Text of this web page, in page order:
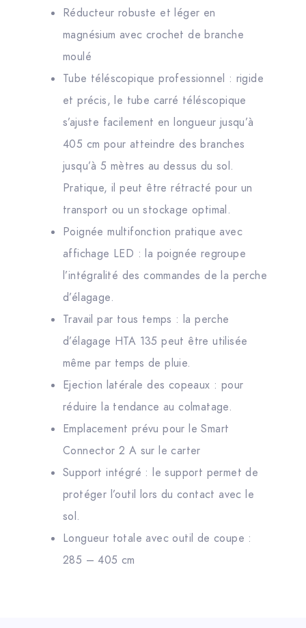
Réducteur robuste et léger en
magnésium avec crochet de branche
moulé
Tube téléscopique professionnel : rigide
et précis, le tube carré téléscopique
s’ajuste facilement en longueur jusqu’à
405 cm pour atteindre des branches
jusqu’à 5 mètres au dessus du sol.
Pratique, il peut être rétracté pour un
transport ou un stockage optimal.
Poignée multifonction pratique avec
affichage LED : la poignée regroupe
l’intégralité des commandes de la perche
d’élagage.
Travail par tous temps : la perche
d’élagage HTA 135 peut être utilisée
même par temps de pluie.
Ejection latérale des copeaux : pour
réduire la tendance au colmatage.
Emplacement prévu pour le Smart
Connector 2 A sur le carter
Support intégré : le support permet de
protéger l’outil lors du contact avec le
sol.
Longueur totale avec outil de coupe :
285 – 405 cm